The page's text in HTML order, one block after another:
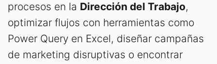
procesos en la Dirección del Trabajo,
optimizar flujos con herramientas como
Power Query en Excel, diseñar campañas
de marketing disruptivas o encontrar